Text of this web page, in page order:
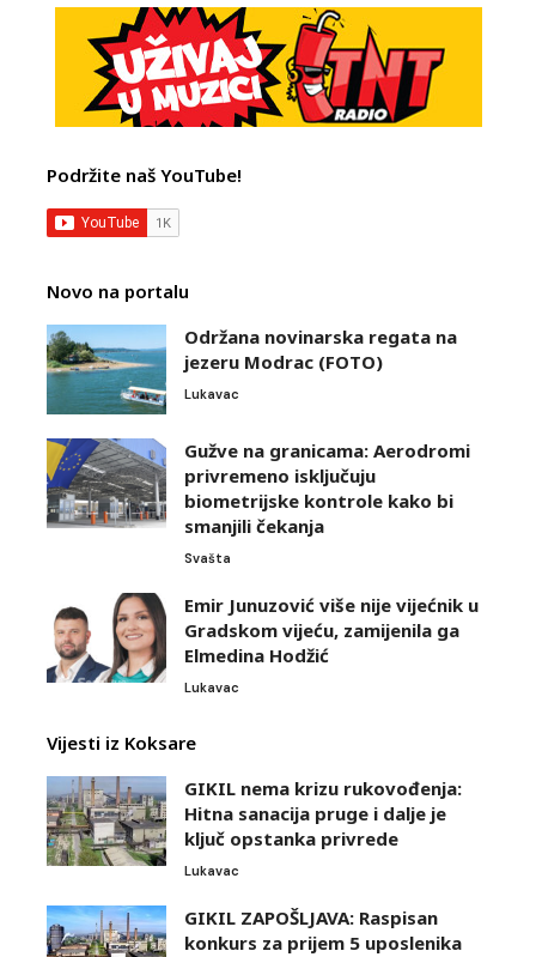
Podržite naš YouTube!
Novo na portalu
Održana novinarska regata na
jezeru Modrac (FOTO)
Lukavac
Gužve na granicama: Aerodromi
privremeno isključuju
biometrijske kontrole kako bi
smanjili čekanja
Svašta
Emir Junuzović više nije vijećnik u
Gradskom vijeću, zamijenila ga
Elmedina Hodžić
Lukavac
Vijesti iz Koksare
GIKIL nema krizu rukovođenja:
Hitna sanacija pruge i dalje je
ključ opstanka privrede
Lukavac
GIKIL ZAPOŠLJAVA: Raspisan
konkurs za prijem 5 uposlenika